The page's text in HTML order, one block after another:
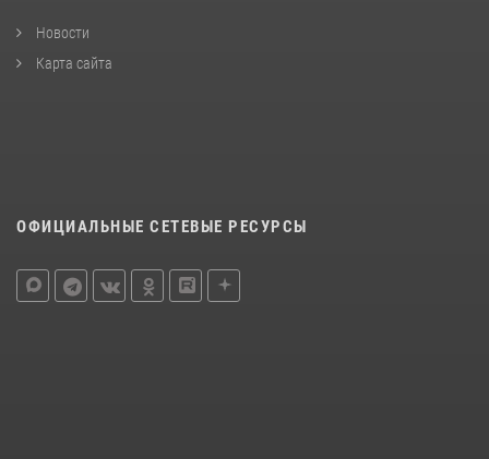
Новости
Карта сайта
ОФИЦИАЛЬНЫЕ СЕТЕВЫЕ РЕСУРСЫ